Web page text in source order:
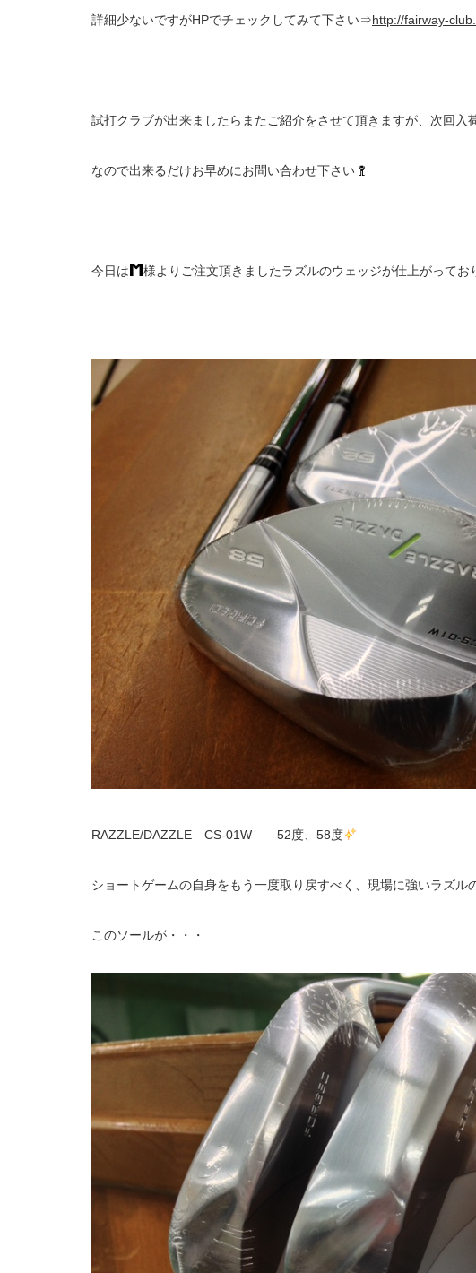
詳細少ないですがHPでチェックしてみて下さい⇒http://fairway-
試打クラブが出来ましたらまたご紹介をさせて頂きますが、次回入
なので出来るだけお早めにお問い合わせ下さい
今日は 様よりご注文頂きましたラズルのウェッジが仕上がってお
RAZZLE/DAZZLE CS-01W 52度、58度
ショートゲームの自身をもう一度取り戻すべく、現場に強いラズル
このソールが・・・